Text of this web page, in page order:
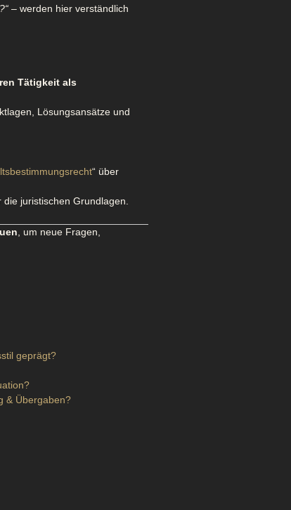
– werden hier verständlich
Tätigkeit als
Lösungsansätze und
“ über
juristischen Grundlagen.
, um neue Fragen,
geprägt?
& Übergaben?